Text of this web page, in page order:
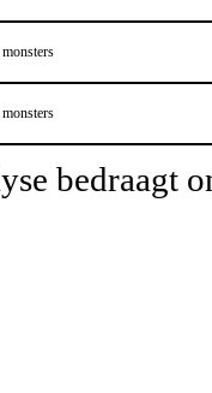
bedraagt